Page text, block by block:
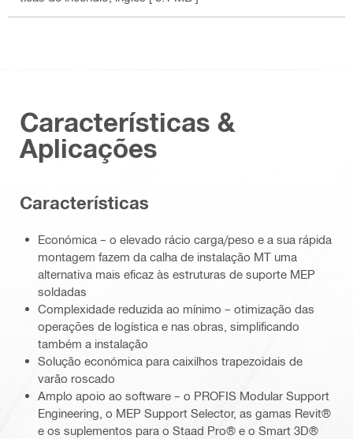
Características &
Aplicações
Características
Económica – o elevado rácio carga/peso e a sua rápida
montagem fazem da calha de instalação MT uma
alternativa mais eficaz às estruturas de suporte MEP
soldadas
Complexidade reduzida ao mínimo – otimização das
operações de logística e nas obras, simplificando
também a instalação
Solução económica para caixilhos trapezoidais de
varão roscado
Amplo apoio ao software – o PROFIS Modular Support
Engineering, o MEP Support Selector, as gamas Revit®
e os suplementos para o Staad Pro® e o Smart 3D®